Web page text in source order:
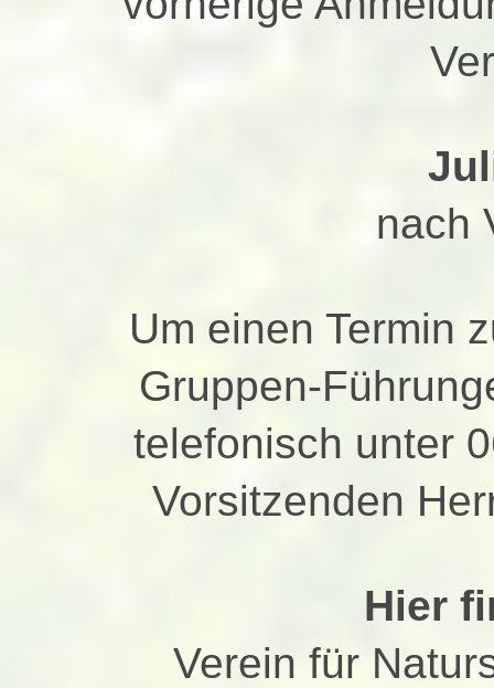
nach
Um einen Termin
Gruppen-
telefonisch unter
Vorsitzenden
Hier
Verein für